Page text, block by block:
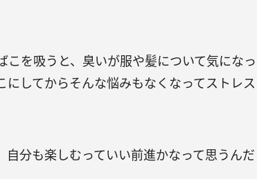
こを吸うと、臭いが服や髪について気になっ
にしてからそんな悩みもなくなってストレス
自分も楽しむっていい前進かなって思うんだ